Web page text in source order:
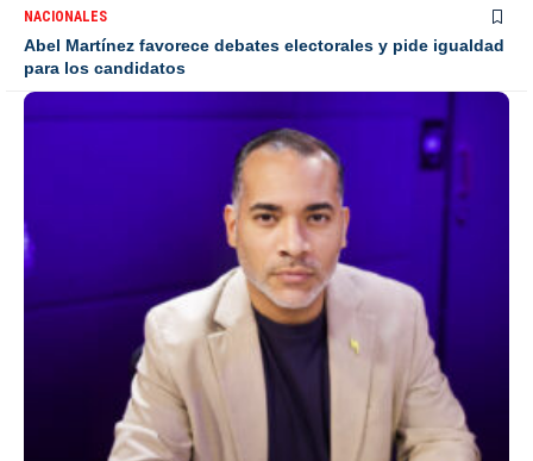
NACIONALES
Abel Martínez favorece debates electorales y pide igualdad
para los candidatos